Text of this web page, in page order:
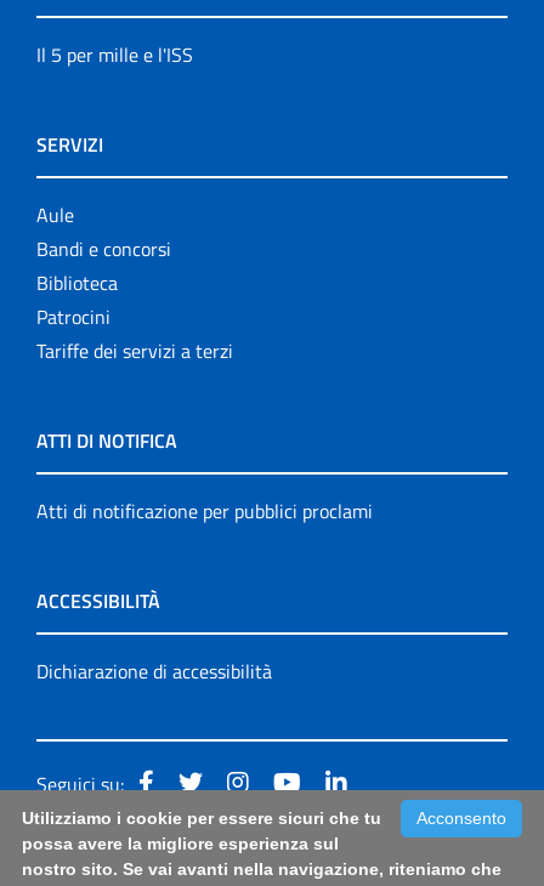
Il 5 per mille e l'ISS
SERVIZI
Aule
Bandi e concorsi
Biblioteca
Patrocini
Tariffe dei servizi a terzi
ATTI DI NOTIFICA
Atti di notificazione per pubblici proclami
ACCESSIBILITÀ
Dichiarazione di accessibilità
Seguici su:
Accessibilità: form di segnalazione di prima istanza per
questa pagina|Note Legali | Sitemap
Acconsento
Utilizziamo i cookie per essere sicuri che tu
possa avere la migliore esperienza sul
nostro sito. Se vai avanti nella navigazione, riteniamo che